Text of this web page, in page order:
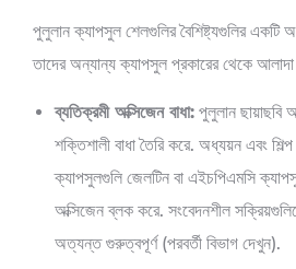
পুলুলান ক্যাপসুল শেলগুলির বৈশিষ্ট্যগুলির একটি
তাদের অন্যান্য ক্যাপসুল প্রকারের থেকে
ব্যতিক্রমী অক্সিজেন বাধা: পুলুলান ছায়াছবি
শক্তিশালী বাধা তৈরি করে. অধ্যয়ন এবং
ক্যাপসুলগুলি জেলটিন বা এইচপিএমসি
অক্সিজেন ব্লক করে. সংবেদনশীল
অত্যন্ত গুরুত্বপূর্ণ (পরবর্তী বিভাগ দেখুন).